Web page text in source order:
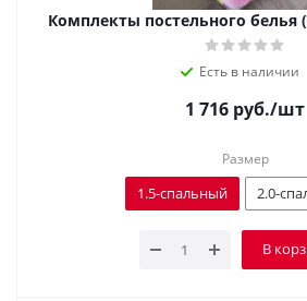
Комплекты постельного белья
Есть в наличии
1 716 руб./шт
Размер
1.5-спальный 2.0-
В